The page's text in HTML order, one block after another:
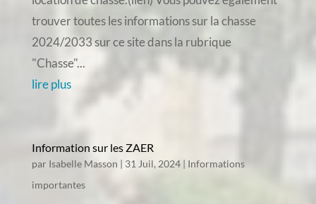
trouver toutes les informations sur la chasse
2024/2033 sur ce site dans la rubrique
"Chasse"...
lire plus
Information sur les ZAER
par Isabelle Masson 31 Juil, 2024| Informations
importantes